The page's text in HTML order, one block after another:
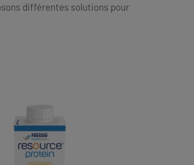
différentes solutions pour